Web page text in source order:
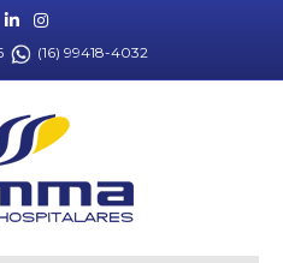
LinkedinInstagram
(16) 99418-4032